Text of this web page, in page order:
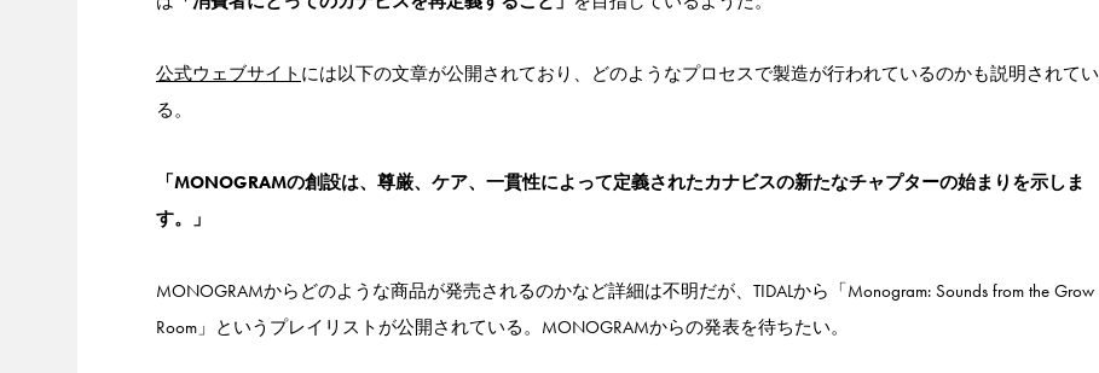
公式ウェブサイト には以下の文章が公開されており、どのようなプロセスで製造が行われているのかも説明されてい
る。
「MONOGRAMの創設は、尊厳、ケア、一貫性によって定義されたカナビスの新たなチャプターの始まりを示しま
す。」
MONOGRAMからどのような商品が発売されるのかなど詳細は不明だが、TIDALから「Monogram: Sounds from the Grow
Room」というプレイリストが公開されている。MONOGRAMからの発表を待ちたい。